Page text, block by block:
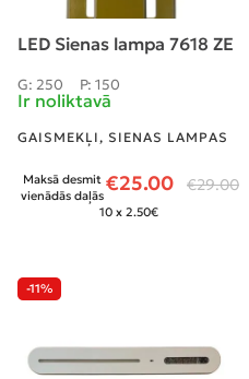
LED Sienas lampa 7618 ZE
G: 250 P: 150
Ir noliktavā
GAISMEKĻI, SIENAS LAMPAS
€25.00 €29.00
Maksā desmit
vienādās daļās
10 x 2.50€
-11%